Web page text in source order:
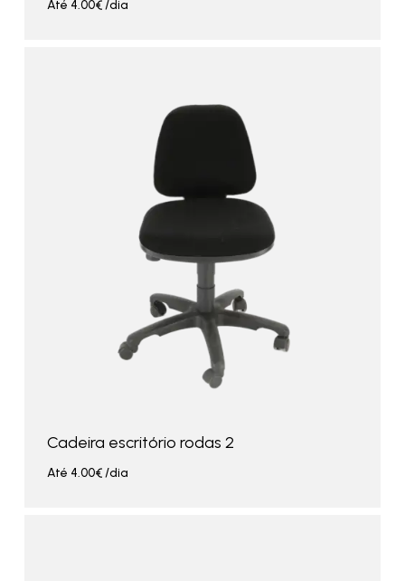
Até 4.00€/dia
Cadeira escritório rodas 2
Até 4.00€/dia